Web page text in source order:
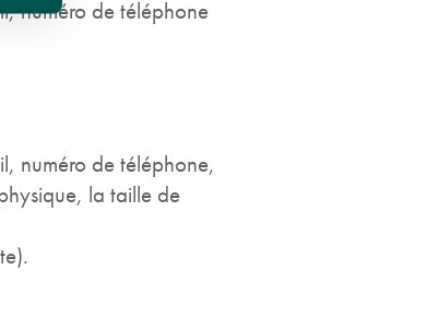
numéro de téléphone
numéro de téléphone,
la taille de